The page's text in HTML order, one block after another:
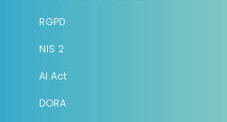
RGPD
NIS 2
AI Act
DORA